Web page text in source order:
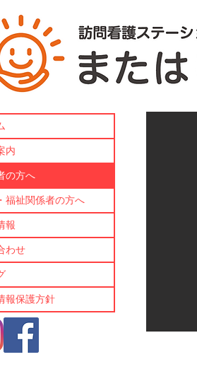
内
の方へ
福祉関係者の方へ
報
わせ
報保護方針